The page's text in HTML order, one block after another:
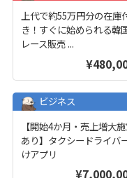
上代で約55万円分の在庫
き！すぐに始められる韓
レース販売 ...
ビジネス
【開始4か月・売上増大
あり】タクシードライバ
けアプリ